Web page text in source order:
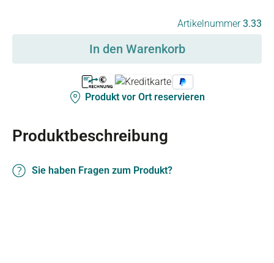
Artikelnummer3.33
In den Warenkorb
Produkt vor Ort reservieren
Produktbeschreibung
Sie haben Fragen zum Produkt?